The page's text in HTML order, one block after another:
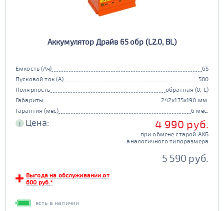
Аккумулятор Драйв 65 обр (L2.0, BL)
Емкость (Ач)
65
Пусковой ток (А)
580
Полярность
обратная (0, L)
Габариты
242x175x190 мм.
Гарантия (мес)
6 мес.
i Цена: 4 990 руб.
при обмене старой АКБ
аналогичного типоразмера
5 590 руб.
Выгода на обслуживании от
600 руб.*
есть в наличии